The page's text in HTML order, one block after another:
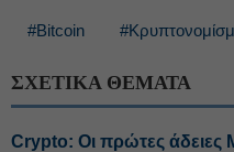
#Bitcoin
ΣΧΕΤΙΚΑ ΘΕΜΑΤΑ
Crypto: Οι πρώτες άδειες